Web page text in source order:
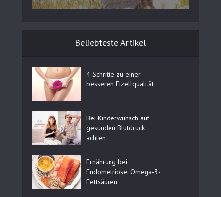
Beliebteste Artikel
4 Schritte zu einer
besseren Eizellqualität
Bei Kinderwunsch auf
gesunden Blutdruck
achten
Ernährung bei
Endometriose: Omega-3-
Fettsäuren